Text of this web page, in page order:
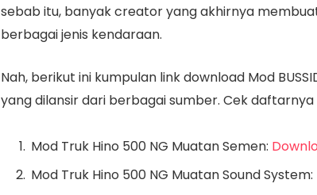
sebab itu, banyak creator yang akhirnya
berbagai jenis kendaraan.
Nah, berikut ini kumpulan link download Mod
yang dilansir dari berbagai sumber. Cek daftarnya
Mod Truk Hino 500 NG Muatan Semen:
Mod Truk Hino 500 NG Muatan Sound System: